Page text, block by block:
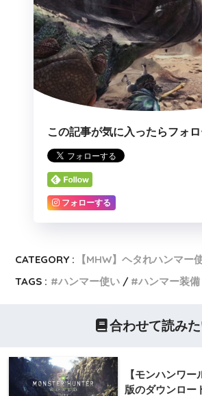
この記事が気に入ったらフォ
フォローする
CATEGORY :
【MHW】ヘタれハンマー
TAGS :
ハンマー使い ハンマー装備
合わせて読み
【モンハンワ
版のダウンロー